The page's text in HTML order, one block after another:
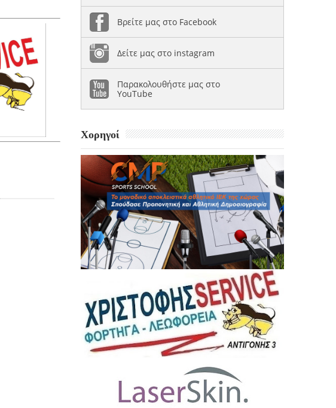
Βρείτε μας στο Facebook
Δείτε μας στο instagram
Παρακολουθήστε μας στο
YouTube
Χορηγοί